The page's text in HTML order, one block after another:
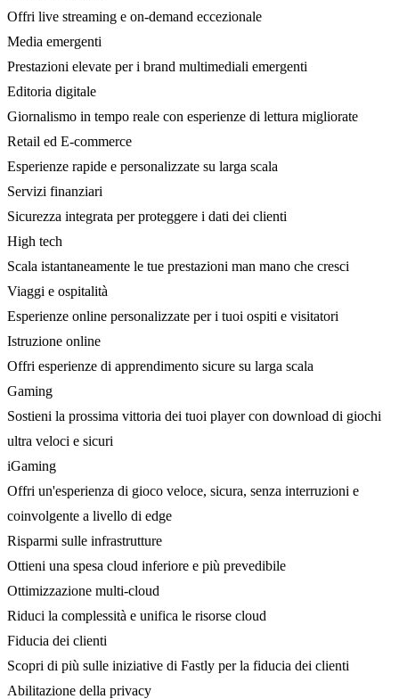
Offri live streaming e on-demand eccezionale
Media emergenti
Prestazioni elevate per i brand multimediali emergenti
Editoria digitale
Giornalismo in tempo reale con esperienze di lettura migliorate
Retail ed E-commerce
Esperienze rapide e personalizzate su larga scala
Servizi finanziari
Sicurezza integrata per proteggere i dati dei clienti
High tech
Scala istantaneamente le tue prestazioni man mano che cresci
Viaggi e ospitalità
Esperienze online personalizzate per i tuoi ospiti e visitatori
Istruzione online
Offri esperienze di apprendimento sicure su larga scala
Gaming
Sostieni la prossima vittoria dei tuoi player con download di giochi
ultra veloci e sicuri
iGaming
Offri un'esperienza di gioco veloce, sicura, senza interruzioni e
coinvolgente a livello di edge
Risparmi sulle infrastrutture
Ottieni una spesa cloud inferiore e più prevedibile
Ottimizzazione multi-cloud
Riduci la complessità e unifica le risorse cloud
Fiducia dei clienti
Scopri di più sulle iniziative di Fastly per la fiducia dei clienti
Abilitazione della privacy